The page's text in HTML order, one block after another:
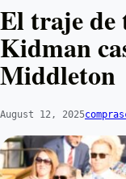
El traje de
Kidman
Middleton
August 12, 2025